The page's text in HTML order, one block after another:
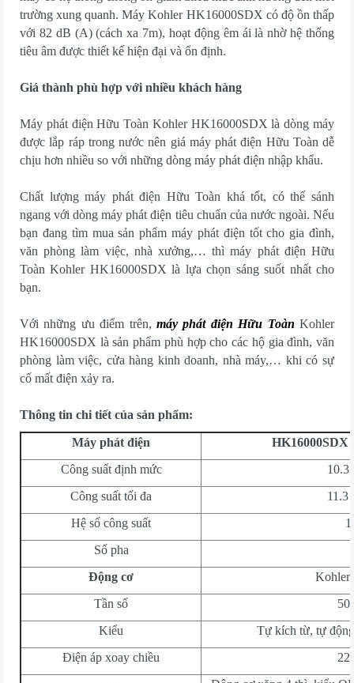
trường xung quanh. Máy Kohler HK16000SDX có độ ồn thấp
với 82 dB (A) (cách xa 7m), hoạt động êm ái là nhờ hệ thống
tiêu âm được thiết kế hiện đại và ổn định.
Giá thành phù hợp với nhiều khách hàng
Máy phát điện Hữu Toàn Kohler HK16000SDX là dòng máy
được lắp ráp trong nước nên giá máy phát điện Hữu Toàn dễ
chịu hơn nhiều so với những dòng máy phát điện nhập khẩu.
Chất lượng máy phát điện Hữu Toàn khá tốt, có thể sánh
ngang với dòng máy phát điện tiêu chuẩn của nước ngoài. Nếu
bạn đang tìm mua sản phẩm máy phát điện tốt cho gia đình,
văn phòng làm việc, nhà xưởng,… thì máy phát điện Hữu
Toàn Kohler HK16000SDX là lựa chọn sáng suốt nhất cho
bạn.
Với những ưu điểm trên, máy phát điện Hữu Toàn Kohler
HK16000SDX là sản phẩm phù hợp cho các hộ gia đình, văn
phòng làm việc, cửa hàng kinh doanh, nhà máy,… khi có sự
cố mất điện xảy ra.
Thông tin chi tiết của sản phẩm:
Máy phát điện
HK16000SDX
Công suất định mức
10.3
Công suất tối đa
11.3
Hệ số công suất
Số pha
Động cơ
Kohler
Tần số
50
Kiểu
Tự kích từ, tự
Điện áp xoay chiều